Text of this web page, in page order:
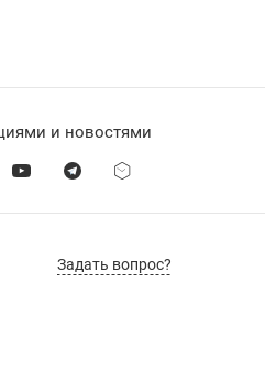
Задать вопрос?
и новостями